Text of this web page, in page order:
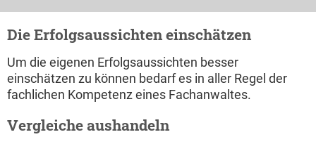
Die Erfolgsaussichten einschätzen
Um die eigenen Erfolgsaussichten besser
einschätzen zu können bedarf es in aller Regel der
fachlichen Kompetenz eines Fachanwaltes.
Vergleiche aushandeln